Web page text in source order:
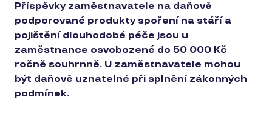
Příspěvky zaměstnavatele na daňově
podporované produkty spoření na stáří a
pojištění dlouhodobé péče jsou u
zaměstnance osvobozené do 50 000 Kč
ročně souhrnně. U zaměstnavatele mohou
být daňově uznatelné při splnění zákonných
podmínek.